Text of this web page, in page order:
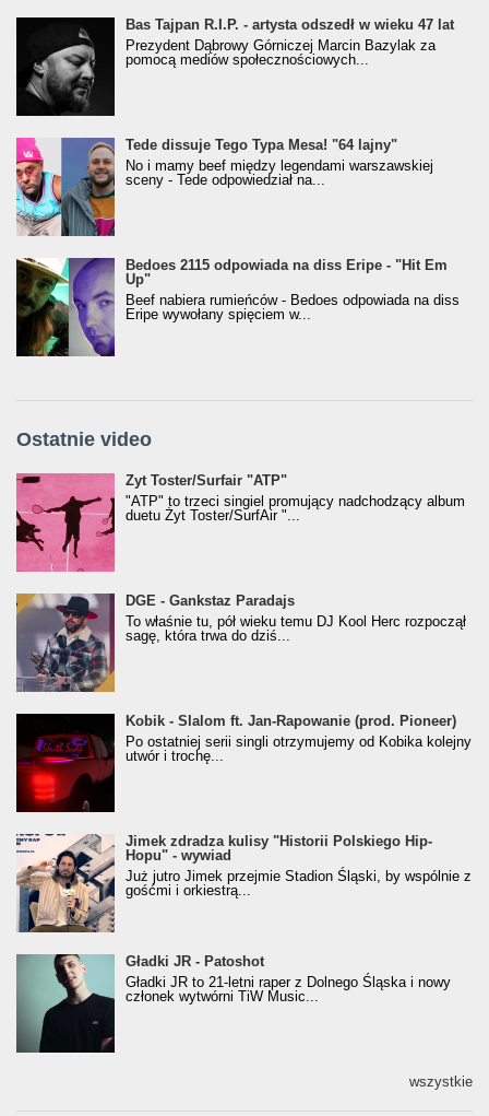
Bas Tajpan R.I.P. - artysta odszedł w wieku 47 lat
Prezydent Dąbrowy Górniczej Marcin Bazylak za
pomocą mediów społecznościowych...
Tede dissuje Tego Typa Mesa! "64 lajny"
No i mamy beef między legendami warszawskiej
sceny - Tede odpowiedział na...
Bedoes 2115 odpowiada na diss Eripe - "Hit Em
Up"
Beef nabiera rumieńców - Bedoes odpowiada na diss
Eripe wywołany spięciem w...
Ostatnie video
Żyt Toster/SurfAir - ATP VIDEO
Żyt Toster/Surfair "ATP"
"ATP" to trzeci singiel promujący nadchodzący album
duetu Żyt Toster/SurfAir "...
donGURALesko z nagrodą za
Klasyczny/Trueschoolowy Album Roku
(Popkillery 2023)
DGE - Gankstaz Paradajs
To właśnie tu, pół wieku temu DJ Kool Herc rozpoczął
sagę, która trwa do dziś...
Kobik - Slalom ft. Jan-Rapowanie (prod. Pioneer)
[Official Music Visualiser]
Kobik - Slalom ft. Jan-Rapowanie (prod. Pioneer)
Po ostatniej serii singli otrzymujemy od Kobika kolejny
utwór i trochę...
Jimek zdradza kulisy "Historii Polskiego Hip-
Hopu" - wywiad
Jimek zdradza kulisy "Historii Polskiego Hip-
Hopu" - wywiad
Już jutro Jimek przejmie Stadion Śląski, by wspólnie z
gośćmi i orkiestrą...
Gładki JR - Patoshot
Gładki JR - Patoshot
Gładki JR to 21-letni raper z Dolnego Śląska i nowy
członek wytwórni TiW Music...
wszystkie